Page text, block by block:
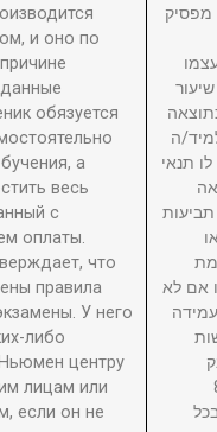
и оно по
обязуется
а
весь
с
оплаты.
что
правила
У него
либо
центру
лицам или
если он не
מפסיק
ה
תנאי
תביעות
אם לא